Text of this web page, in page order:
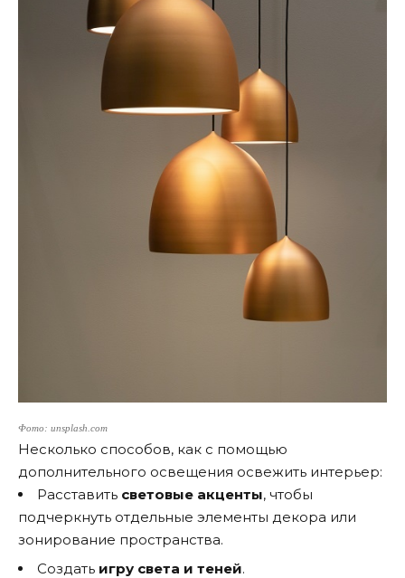
Фото: unsplash.com
Несколько способов, как с помощью
дополнительного освещения освежить интерьер:
Расставить световые акценты, чтобы
подчеркнуть отдельные элементы декора или
зонирование пространства.
Создать игру света и теней.